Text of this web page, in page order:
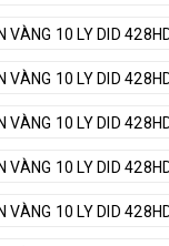
VÀNG 10 LY DID
VÀNG 10 LY DID
VÀNG 10 LY DID
VÀNG 10 LY DID
VÀNG 10 LY DID